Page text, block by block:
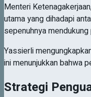
Menteri
utama yang dihadapi
sepenuhnya
Yassierli
ini menunjukkan bahwa
Strategi